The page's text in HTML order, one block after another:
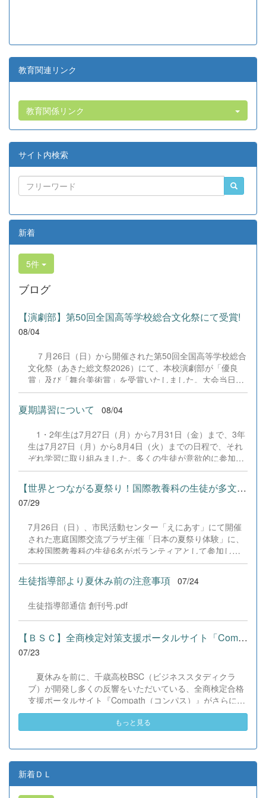
教育関連リンク
教育関係リンク
サイト内検索
新着
5件
ブログ
【演劇部】第50回全国高等学校総合文化祭にて受賞!
08/04
７月26日（日）から開催された第50回全国高等学校総合
文化祭（あきた総文祭2026）にて、本校演劇部が「優良
賞」及び「舞台美術賞」を受賞いたしました。大会当日
は、本校の部員たちもこれまで積み重ねてきた練習の成果
を存分に発揮し、堂々と舞台に立ちました。緊張感のある
全国の舞台において、一人一人が役割を果たし、心を込め
の全国大会出場にあたり、多大なるご支援・ご協力をいた
だきました企業の皆様、ならびに心温まるご寄付や温かい
ご声援を寄せてくださった地域の皆様方に、心より感謝申
し上げます。皆様からの温かいご支援が部員たちの大きな
励みとなり、全国の舞台で最高のパフォーマンスと演技を
届けることができました。今回の経験を糧に、さらに表現
本校演劇部への変わらぬご声援をよろしくお願いいたしま
す。 &nbsp;
夏期講習について 08/04
1・2年生は7月27日（月）から7月31日（金）まで、3年
生は7月27日（月）から8月4日（火）までの日程で、それ
ぞれ学習に取り組みました。多くの生徒が意欲的に参加
し、これまでの学習内容の復習や発展的な内容、受験に向
けた学習などに真剣に取り組む姿が見られました。夏期講
習で身に付けた学習習慣や知識を、今後の学校生活や学習
に生かし、一人一人がさらなる成長につなげてくれること
【世界とつながる夏祭り！国際教養科の生徒が多文化共生ボランテ...
07/29
7月26日（日）、市民活動センター「えにあす」にて開催
された恵庭国際交流プラザ主催「日本の夏祭り体験」に、
本校国際教養科の生徒6名がボランティアとして参加しま
した！ 会場にはウクライナ、ネパール、アフガニスタンな
ど多国籍な参加者が集まり、ヨーヨー釣りや綿あめ、盆踊
りなどを満喫。浴衣姿でイベントを彩った1年生や、経験
葉や国境を超えて笑顔で交流を深めました。 主催者の方か
らは、「国籍や年齢を問わず笑顔で寄り添い、自分で考え
て動く姿が素晴らしい。異文化理解のマインドが自然と身
についている」と、賞賛の声をいただきました！ 教室の中
だけでなく、地域や世界という広いフィールドで本領を発
姿に、誇らしさでいっぱいです。 教養科生、どんどん外へ
飛び出そう！ その温かい心と行動力を磨き、世界を笑顔に
する魅力的な人材へ成長していく皆さんを応援していま
す！
生徒指導部より夏休み前の注意事項 07/24
生徒指導部通信 創刊号.pdf
【ＢＳＣ】全商検定対策支援ポータルサイト「Compath（コンパス）...
07/23
夏休みを前に、千歳高校BSC（ビジネススタディクラ
ブ）が開発し多くの反響をいただいている、全商検定合格
支援ポータルサイト『Compath（コンパス）』がさらにバ
ージョンアップいたしました。 今回もユーザーの皆様か
らいただいたアンケートのご意見をもとに、BSC部員のプ
の実装までを行いました。今回のアップデートでは、ビジ
ネス計算・簿記・ビジネス文書・情報処理・商業経済・財
務分析・ビジネスコミュニケーションなど各ジャンルに及
ぶ計79件の更新プログラムを一挙にリリースしました。
具体的には、各検定問題数の大幅増加をはじめ、英語翻訳
もっと見る
新着ＤＬ